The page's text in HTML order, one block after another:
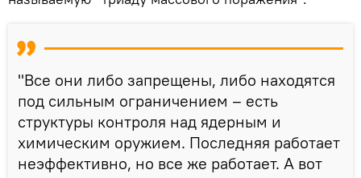
"Все они либо запрещены, либо находятся
под сильным ограничением – есть
структуры контроля над ядерным и
химическим оружием. Последняя работает
неэффективно, но все же работает. А вот